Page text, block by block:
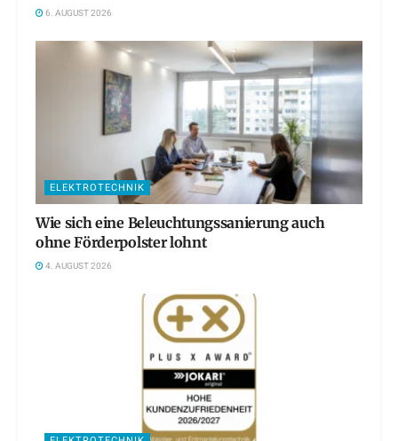
6. AUGUST 2026
ELEKTROTECHNIK
Wie sich eine Beleuchtungssanierung auch
ohne Förderpolster lohnt
4. AUGUST 2026